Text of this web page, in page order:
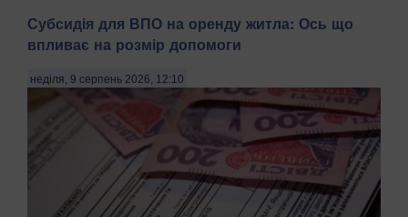
Субсидія для ВПО на оренду житла: Ось що
впливає на розмір допомоги
неділя, 9 серпень 2026, 12:10